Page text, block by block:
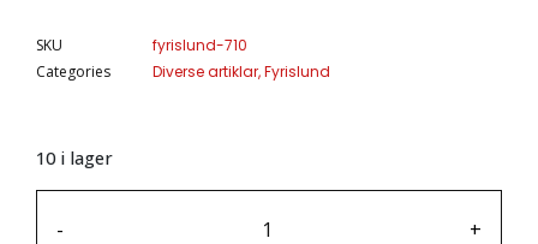
SKU
fyrislund-710
Categories
Diverse artiklar,Fyrislund
10 i lager
- +